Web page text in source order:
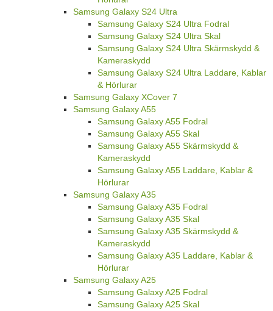
Samsung Galaxy S24 Ultra
Samsung Galaxy S24 Ultra Fodral
Samsung Galaxy S24 Ultra Skal
Samsung Galaxy S24 Ultra Skärmskydd &
Kameraskydd
Samsung Galaxy S24 Ultra Laddare, Kablar
& Hörlurar
Samsung Galaxy XCover 7
Samsung Galaxy A55
Samsung Galaxy A55 Fodral
Samsung Galaxy A55 Skal
Samsung Galaxy A55 Skärmskydd &
Kameraskydd
Samsung Galaxy A55 Laddare, Kablar &
Hörlurar
Samsung Galaxy A35
Samsung Galaxy A35 Fodral
Samsung Galaxy A35 Skal
Samsung Galaxy A35 Skärmskydd &
Kameraskydd
Samsung Galaxy A35 Laddare, Kablar &
Hörlurar
Samsung Galaxy A25
Samsung Galaxy A25 Fodral
Samsung Galaxy A25 Skal